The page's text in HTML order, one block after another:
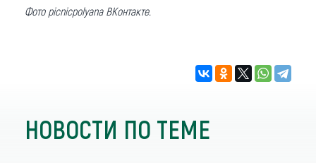
Фото picnicpolyana ВКонтакте.
НОВОСТИ ПО ТЕМЕ